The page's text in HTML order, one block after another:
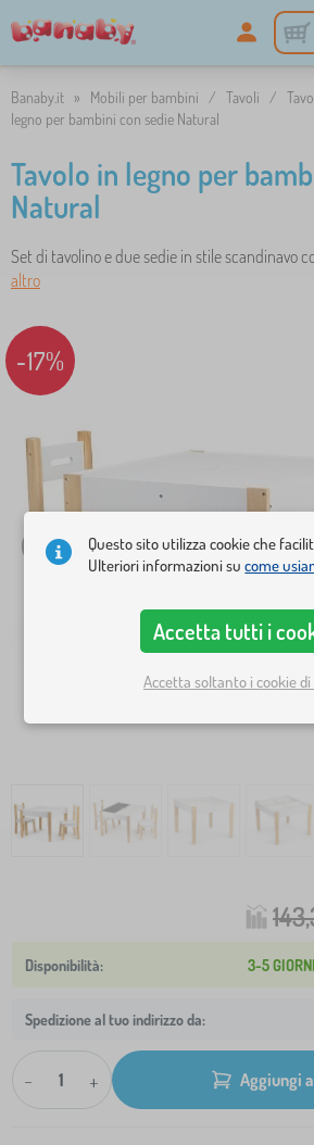
Banaby.it » Mobili per bambini / Tavoli /
legno per bambini con sedie Natural
Tavolo in legno per
Natural
Set di tavolino e due sedie in stile scandinavo
altro
-17%
3-5
Spedizione al tuo indirizzo da:
- + Aggiungi
Questo sito utilizza cookie che
Ulteriori informazioni sucome
Accetta tutti i
Accetta soltanto i cookie di